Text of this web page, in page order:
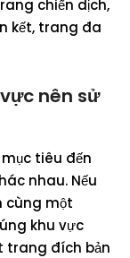
chiến dịch,
kết, trang đa
nên sử
tiêu đến
nhau. Nếu
cùng một
khu vực
trang đích bản